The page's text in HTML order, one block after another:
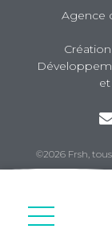
Agence
©2026 Frsh,